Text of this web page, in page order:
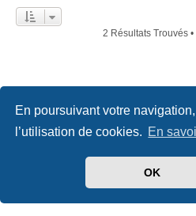
En poursuivant votre
l’utilisation de cookies. En
OK
2 Résultats Trouvés •
Accueil Index du forum Nous
phpBB-fr.com
created by INVENTEA & v12mike
Conditions